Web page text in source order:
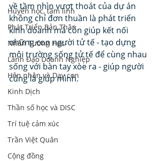
Huyền học, tâm linh
Phát Triển Bản Thân
Nhân Tướng Học
Lãnh Đạo Doanh Nghiệp
Hôn nhân và Dạy con
Kinh Dịch
Thần số học và DISC
Trí tuệ cảm xúc
Trần Việt Quân
Cộng đồng
về tầm nhìn vượt thoát của dự án
không chỉ đơn thuần là phát triển
kinh doanh mà còn giúp kết nối
những con người tử tế - tạo dựng
môi trường sống tử tế để cùng nhau
sống với bàn tay xòe ra - giúp người
cũng là giúp mình.